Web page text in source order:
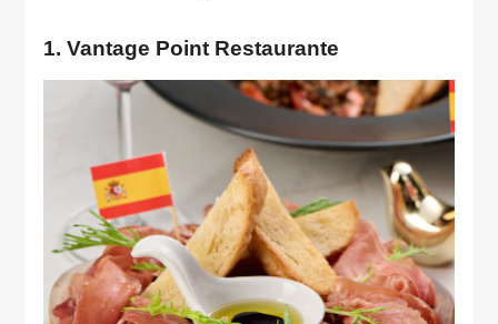
1. Vantage Point Restaurante